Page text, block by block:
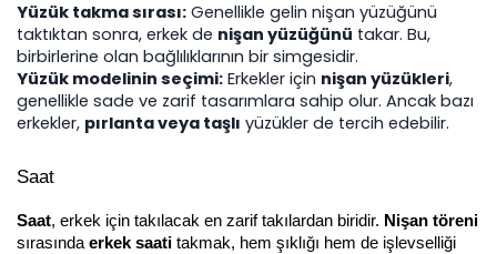
Yüzük takma sırası: Genellikle gelin nişan yüzüğünü
taktıktan sonra, erkek de nişan yüzüğünü takar. Bu,
birbirlerine olan bağlılıklarının bir simgesidir.
Yüzük modelinin seçimi: Erkekler için nişan yüzükleri,
genellikle sade ve zarif tasarımlara sahip olur. Ancak bazı
erkekler, pırlanta veya taşlı yüzükler de tercih edebilir.
Saat
Saat, erkek için takılacak en zarif takılardan biridir. Nişan töreni
sırasında erkek saati takmak, hem şıklığı hem de işlevselliği